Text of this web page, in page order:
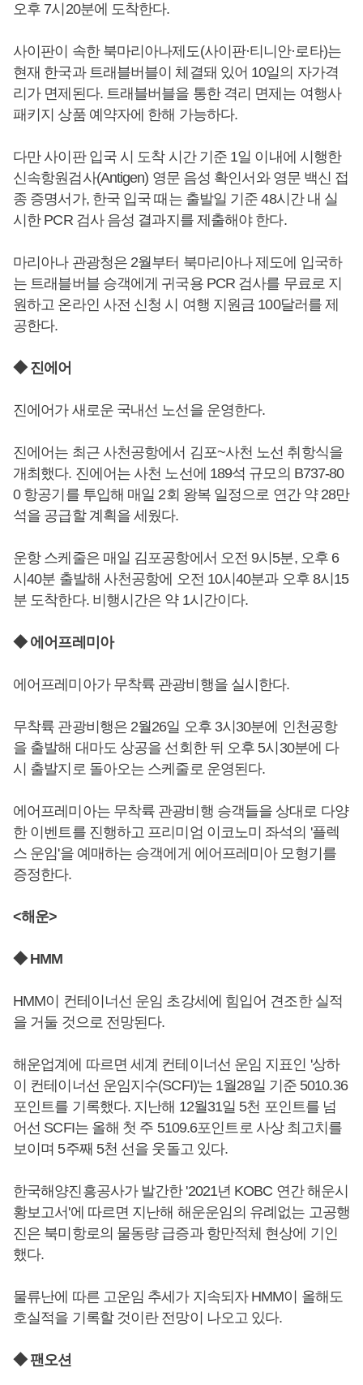
오후 7시20분에 도착한다.
사이판이 속한 북마리아나제도(사이판·티니안·로타)는
현재 한국과 트래블버블이 체결돼 있어 10일의 자가격
리가 면제된다. 트래블버블을 통한 격리 면제는 여행사
패키지 상품 예약자에 한해 가능하다.
다만 사이판 입국 시 도착 시간 기준 1일 이내에 시행한
신속항원검사(Antigen) 영문 음성 확인서와 영문 백신 접
종 증명서가, 한국 입국 때는 출발일 기준 48시간 내 실
시한 PCR 검사 음성 결과지를 제출해야 한다.
마리아나 관광청은 2월부터 북마리아나 제도에 입국하
는 트래블버블 승객에게 귀국용 PCR 검사를 무료로 지
원하고 온라인 사전 신청 시 여행 지원금 100달러를 제
공한다.
◆ 진에어
진에어가 새로운 국내선 노선을 운영한다.
진에어는 최근 사천공항에서 김포~사천 노선 취항식을
개최했다. 진에어는 사천 노선에 189석 규모의 B737-80
0 항공기를 투입해 매일 2회 왕복 일정으로 연간 약 28만
석을 공급할 계획을 세웠다.
운항 스케줄은 매일 김포공항에서 오전 9시5분, 오후 6
시40분 출발해 사천공항에 오전 10시40분과 오후 8시15
분 도착한다. 비행시간은 약 1시간이다.
◆ 에어프레미아
에어프레미아가 무착륙 관광비행을 실시한다.
무착륙 관광비행은 2월26일 오후 3시30분에 인천공항
을 출발해 대마도 상공을 선회한 뒤 오후 5시30분에 다
시 출발지로 돌아오는 스케줄로 운영된다.
에어프레미아는 무착륙 관광비행 승객들을 상대로 다양
한 이벤트를 진행하고 프리미엄 이코노미 좌석의 '플렉
스 운임'을 예매하는 승객에게 에어프레미아 모형기를
증정한다.
<해운>
◆ HMM
HMM이 컨테이너선 운임 초강세에 힘입어 견조한 실적
을 거둘 것으로 전망된다.
해운업계에 따르면 세계 컨테이너선 운임 지표인 '상하
이 컨테이너선 운임지수(SCFI)'는 1월28일 기준 5010.36
포인트를 기록했다. 지난해 12월31일 5천 포인트를 넘
어선 SCFI는 올해 첫 주 5109.6포인트로 사상 최고치를
보이며 5주째 5천 선을 웃돌고 있다.
한국해양진흥공사가 발간한 '2021년 KOBC 연간 해운시
황보고서'에 따르면 지난해 해운운임의 유례없는 고공행
진은 북미항로의 물동량 급증과 항만적체 현상에 기인
했다.
물류난에 따른 고운임 추세가 지속되자 HMM이 올해도
호실적을 기록할 것이란 전망이 나오고 있다.
◆ 팬오션